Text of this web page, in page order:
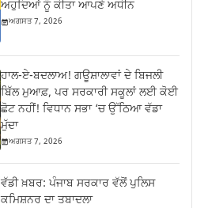
ਅਹੁਦਿਆਂ ਨੂੰ ਕੀਤਾ ਆਪਣੇ ਅਧੀਨ
ਅਗਸਤ 7, 2026
ਹਾਲ-ਏ-ਬਦਲਾਅ! ਗਊਸ਼ਾਲਾਵਾਂ ਦੇ ਬਿਜਲੀ
ਬਿੱਲ ਮੁਆਫ਼, ਪਰ ਸਰਕਾਰੀ ਸਕੂਲਾਂ ਲਈ ਕੋਈ
ਛੋਟ ਨਹੀਂ! ਵਿਧਾਨ ਸਭਾ ‘ਚ ਉੱਠਿਆ ਵੱਡਾ
ਮੁੱਦਾ
ਅਗਸਤ 7, 2026
ਵੱਡੀ ਖ਼ਬਰ: ਪੰਜਾਬ ਸਰਕਾਰ ਵੱਲੋਂ ਪੁਲਿਸ
ਕਮਿਸ਼ਨਰ ਦਾ ਤਬਾਦਲਾ